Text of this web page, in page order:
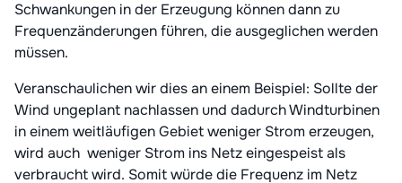
Schwankungen in der Erzeugung können dann zu
Frequenzänderungen führen, die ausgeglichen werden
müssen.
Veranschaulichen wir dies an einem Beispiel: Sollte der
Wind ungeplant nachlassen und dadurch Windturbinen
in einem weitläufigen Gebiet weniger Strom erzeugen,
wird auch weniger Strom ins Netz eingespeist als
verbraucht wird. Somit würde die Frequenz im Netz